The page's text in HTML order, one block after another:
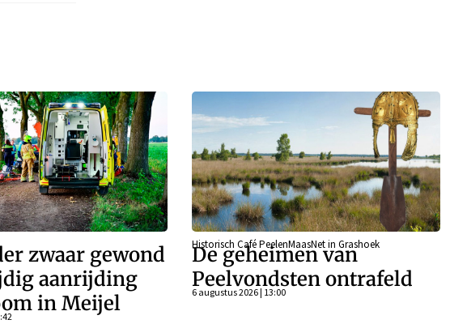
zwaar gewond
aanrijding
in Meijel
Historisch Café PeelenMaasNet in Grashoek
De geheimen van
Peelvondsten ontrafeld
6 augustus 2026 | 13:00